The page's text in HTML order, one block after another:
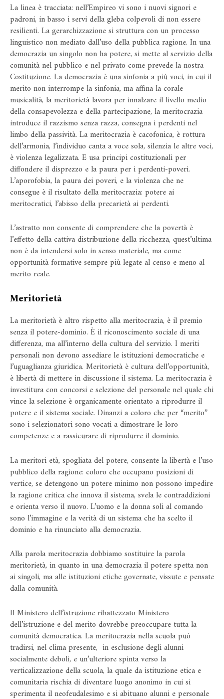
La linea è tracciata: nell’Empireo vi sono i nuovi signori e
padroni, in basso i servi della gleba colpevoli di non essere
resilienti. La gerarchizzazione si struttura con un processo
linguistico non mediato dall’uso della pubblica ragione. In una
democrazia un singolo non ha potere, si mette al servizio della
comunità nel pubblico e nel privato come prevede la nostra
Costituzione. La democrazia è una sinfonia a più voci, in cui il
merito non interrompe la sinfonia, ma affina la corale
musicalità, la meritorietà lavora per innalzare il livello medio
della consapevolezza e della partecipazione, la meritocrazia
introduce il razzismo senza razza, consegna i perdenti nel
limbo della passività. La meritocrazia è cacofonica, è rottura
dell’armonia, l’individuo canta a voce sola, silenzia le altre voci,
è violenza legalizzata. E usa principi costituzionali per
diffondere il disprezzo e la paura per i perdenti-poveri.
L’aporofobia, la paura dei poveri, e la violenza che ne
consegue è il risultato della meritocrazia: potere ai
meritocratici, l’abisso della precarietà ai perdenti.
L’astratto non consente di comprendere che la povertà è
l’effetto della cattiva distribuzione della ricchezza, quest’ultima
non è da intendersi solo in senso materiale, ma come
opportunità formative sempre più legate al censo e meno al
merito reale.
Meritorietà
La meritorietà è altro rispetto alla meritocrazia, è il premio
senza il potere-dominio. È il riconoscimento sociale di una
differenza, ma all’interno della cultura del servizio. I meriti
personali non devono assediare le istituzioni democratiche e
l’uguaglianza giuridica. Meritorietà è cultura dell’opportunità,
è libertà di mettere in discussione il sistema. La meritocrazia è
investitura con concorsi e selezione del personale nel quale chi
vince la selezione è organicamente orientato a riprodurre il
potere e il sistema sociale. Dinanzi a coloro che per “merito”
sono i selezionatori sono vocati a dimostrare le loro
competenze e a rassicurare di riprodurre il dominio.
La meritori età, spogliata del potere, consente la libertà e l’uso
pubblico della ragione: coloro che occupano posizioni di
vertice, se detengono un potere minimo non possono impedire
la ragione critica che innova il sistema, svela le contraddizioni
e orienta verso il nuovo. L’uomo e la donna soli al comando
sono l’immagine e la verità di un sistema che ha scelto il
dominio e ha rinunciato alla democrazia.
Alla parola meritocrazia dobbiamo sostituire la parola
meritorietà, in quanto in una democrazia il potere spetta non
ai singoli, ma alle istituzioni etiche governate, vissute e pensate
dalla comunità.
Il Ministero dell’istruzione ribattezzato Ministero
dell’istruzione e del merito dovrebbe preoccupare tutta la
comunità democratica. La meritocrazia nella scuola può
tradirsi, nel clima presente, in esclusione degli alunni
socialmente deboli, e un’ulteriore spinta verso la
verticalizzazione della scuola, la quale da istituzione etica e
comunitaria rischia di diventare luogo anonimo in cui si
sperimenta il neofeudalesimo e si abituano alunni e personale